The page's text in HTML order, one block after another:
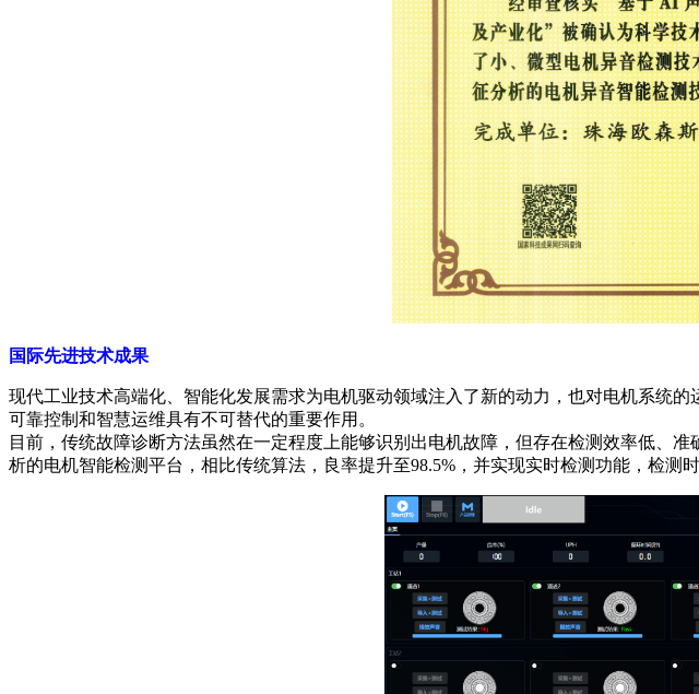
国际先进技术成果
现代工业技术高端化、智能化发展需求为电机驱动领域注入了新的动力，也对电机系统
可靠控制和智慧运维具有不可替代的重要作用。
目前，传统故障诊断方法虽然在一定程度上能够识别出电机故障，但存在检测效率低、
析的电机智能检测平台，相比传统算法，良率提升至98.5%，并实现实时检测功能，检测